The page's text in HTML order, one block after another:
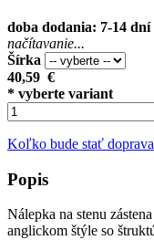
doba dodania: 7-14 dní
načítavanie...
Šírka
40,59 €
* vyberte variant
Koľko bude stať
Popis
Nálepka na stenu
anglickom štýle so